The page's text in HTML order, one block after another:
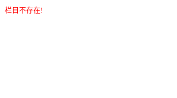
栏目不存在!